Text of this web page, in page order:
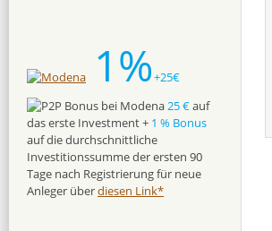
1%+25€
25 €auf
das erste Investment + 1 % Bonus
auf die durchschnittliche
Investitionssumme der ersten 90
Tage nach Registrierung für neue
Anleger überdiesen Link*